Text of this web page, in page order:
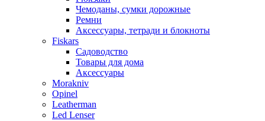
Чемоданы, сумки дорожные
Ремни
Аксессуары, тетради и блокноты
Fiskars
Садоводство
Товары для дома
Аксессуары
Morakniv
Opinel
Leatherman
Led Lenser